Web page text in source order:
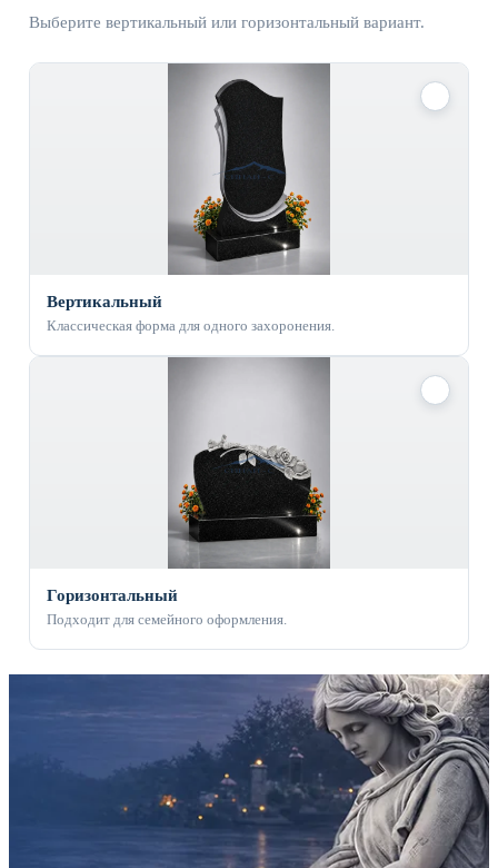
Выберите вертикальный или горизонтальный вариант.
Вертикальный
Классическая форма для одного захоронения.
Горизонтальный
Подходит для семейного оформления.